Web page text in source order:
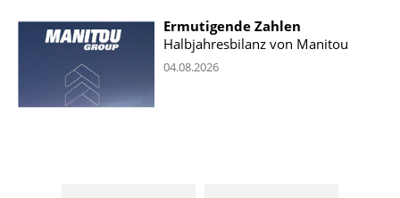
Ermutigende Zahlen
Halbjahresbilanz von Manitou
04.08.2026